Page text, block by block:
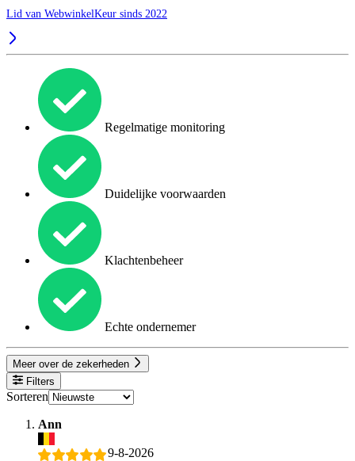
Lid van WebwinkelKeur sinds 2022
Regelmatige monitoring
Duidelijke voorwaarden
Klachtenbeheer
Echte ondernemer
Meer over de zekerheden
Filters
Sorteren
Ann
9-8-2026